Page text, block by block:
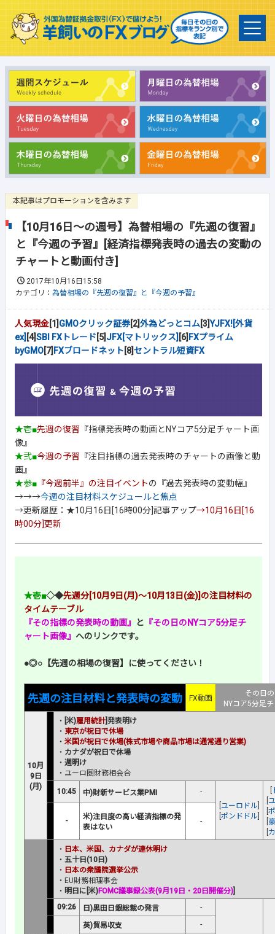
本記事はプロモーションを含みます
【10月16日～の週号】為替相場の『先週の復習』
と『今週の予習』[経済指標発表時の過去の変動の
チャートと動画付き]
2017年10月16日15:58
カテゴリ： 為替相場の『先週の復習』と『今週の予習』
人気現金[1] GMOクリック証券[2]外為どっとコム[3]YJFX![外貨
ex] [4]SBI FXトレード [5] JFX[マトリックス] [6] FXプライム
byGMO[7] FXブロードネット [8]セントラル短資FX
★壱■先週の復習 『指標発表時の動画とNYコア5分足チャート画
像』
★弐■今週の予習 『注目指標の過去発表時のチャートの画像と動
画』
★参■ 『今週前半』の注目イベントの『過去発表時の変動幅』
→→→今週の注目材料スケジュールと焦点
→更新履歴：★10月16日[16時00分]記事アップ→10月16日[16
時00分]更新
★壱■◇◆先週分[10月9日(月)～10月13日(金)]の注目材料の
タイムテーブル
『その指標の発表時の動画』
と 『その日のNYコア5分足チ
ャート画像』 へのリンクです。
●◎○【先週の相場の復習】に使ってください！
先週の注目材料と発表時の変動 FX動画
その日の
NYコア5分足
10月
9日
(月)
・ [米)雇用統計 ]発表明け
・ 東京が祝日で休場
・ 米国が祝日で休場(株式市場や商品市場は通常通り営業)
・ カナダが祝日で休場
・ 週明け
・ユーロ圏財務相会合
10:45 中)財新サービス業PMI
-
ユーロドル
ポンドドル
-
米)注目度の高い経済指標の発
表はない
-
・ 日本、米国、カナダが連休明け
・ 五十日(10日)
・ 日本の衆議院選挙公示
・EU財務相理事会
・ 明日に[米)FOMC議事録公表(9月19日・20日開催分)
09:26
日)黒田日銀総裁の発言 -
英)貿易収支 -